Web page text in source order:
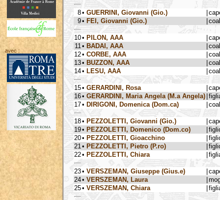
avec :
8• GUERRINI, Giovanni (Gio.)
9• FEI, Giovanni (Gio.)
10• PILON, AAA
11 • BADAI, AAA
12• CORBE, AAA
13• BUZZON, AAA
14• LESU, AAA
15• GERARDINI, Rosa
16• GERARDINI, Maria Angela (M.a Angela)
17• DIRIGONI, Domenica (Dom.ca)
18• PEZZOLETTI, Giovanni (Gio.)
19• PEZZOLETTI, Domenico (Dom.co)
20• PEZZOLETTI, Gioacchino
21 • PEZZOLETTI, Pietro (P.ro)
22• PEZZOLETTI, Chiara
23• VERSZEMAN, Giuseppe (Gius.e)
24• VERSZEMAN, Laura
25• VERSZEMAN, Chiara